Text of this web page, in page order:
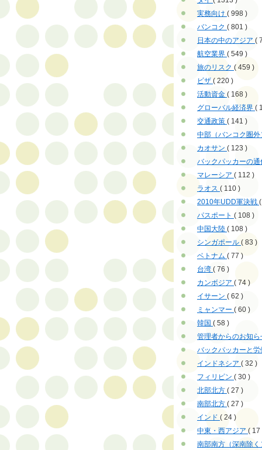
実務向け ( 998 )
バンコク ( 801 )
日本の中のアジア (
航空業界 ( 549 )
旅のリスク ( 459 )
ビザ ( 220 )
活動資金 ( 168 )
グローバル経済界 (
交通政策 ( 141 )
中部（バンコク圏
カオサン ( 123 )
バックパッカーの
マレーシア ( 112 )
ラオス ( 110 )
2010年UDD軍決戦
パスポート ( 108 )
中国大陸 ( 108 )
シンガポール ( 83 )
ベトナム ( 77 )
台湾 ( 76 )
カンボジア ( 74 )
イサーン ( 62 )
ミャンマー ( 60 )
韓国 ( 58 )
管理者からのお知
バックパッカーと
インドネシア ( 32 )
フィリピン ( 30 )
北部北方 ( 27 )
南部北方 ( 27 )
インド ( 24 )
中東・西アジア ( 17
南部南方（深南除